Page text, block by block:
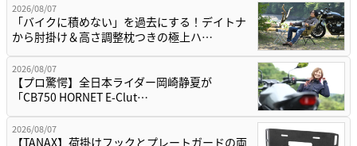
2026/08/07
「バイクに積めない」を過去にする！デイトナ
から肘掛け＆高さ調整枕つきの極上ハ…
2026/08/07
【プロ驚愕】全日本ライダー岡崎静夏が
「CB750 HORNET E-Clut…
2026/08/07
【TANAX】荷掛けフックとプレートガードの両